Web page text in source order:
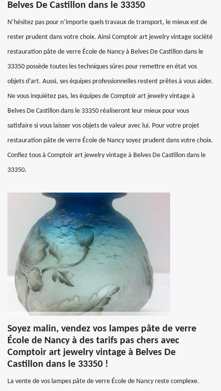
Belves De Castillon dans le 33350
N’hésitez pas pour n’importe quels travaux de transport, le mieux est de
rester prudent dans votre choix. Ainsi Comptoir art jewelry vintage société
restauration pâte de verre École de Nancy à Belves De Castillon dans le
33350 possède toutes les techniques sûres pour remettre en état vos
objets d’art. Aussi, ses équipes professionnelles restent prêtes à vous aider.
Ne vous inquiétez pas, les équipes de Comptoir art jewelry vintage à
Belves De Castillon dans le 33350 réaliseront leur mieux pour vous
satisfaire si vous laisser vos objets de valeur avec lui. Pour votre projet
restauration pâte de verre École de Nancy soyez prudent dans votre choix.
Confiez tous à Comptoir art jewelry vintage à Belves De Castillon dans le
33350.
Soyez malin, vendez vos lampes pâte de verre
École de Nancy à des tarifs pas chers avec
Comptoir art jewelry vintage à Belves De
Castillon dans le 33350 !
La vente de vos lampes pâte de verre École de Nancy reste complexe.